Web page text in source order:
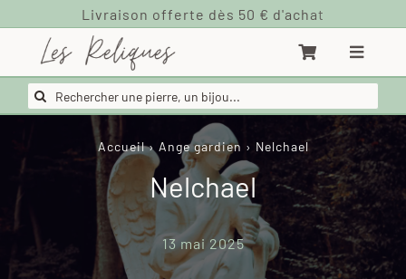
contenu
Rechercher:
Accueil› Ange gardien › Nelchael
Nelchael
13 mai 2025